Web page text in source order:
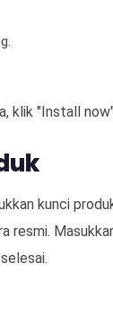
klik "Install
kunci
resmi.